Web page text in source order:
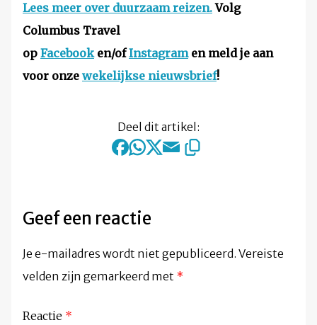
Lees meer over duurzaam reizen. Volg
Columbus Travel
op Facebooken/ofInstagramen meld je aan
voor onze wekelijkse nieuwsbrief!
Deel dit artikel:
Geef een reactie
Je e-mailadres wordt niet gepubliceerd. Vereiste
velden zijn gemarkeerd met *
Reactie *